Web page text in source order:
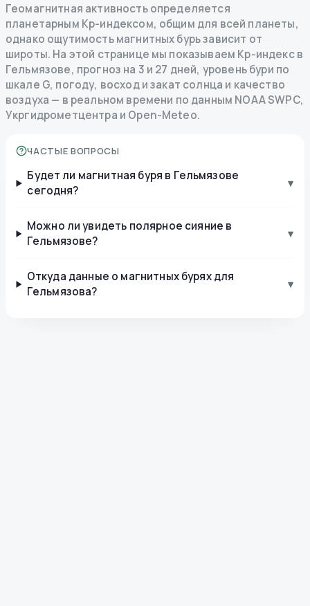
Геомагнитная активность определяется
планетарным Kp-индексом, общим для всей планеты,
однако ощутимость магнитных бурь зависит от
широты. На этой странице мы показываем Kp-индекс в
Гельмязове, прогноз на 3 и 27 дней, уровень бури по
шкале G, погоду, восход и закат солнца и качество
воздуха — в реальном времени по данным NOAA SWPC,
Укргидрометцентра и Open-Meteo.
ЧАСТЫЕ ВОПРОСЫ
Будет ли магнитная буря в Гельмязове
сегодня?
▾
Можно ли увидеть полярное сияние в
Гельмязове?
▾
Откуда данные о магнитных бурях для
Гельмязова?
▾